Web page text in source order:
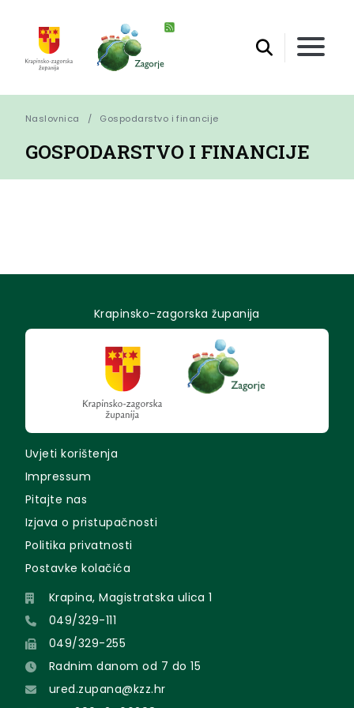
Naslovnica Gospodarstvo i financije
GOSPODARSTVO I FINANCIJE
Krapinsko-zagorska županija
Uvjeti korištenja
Impressum
Pitajte nas
Izjava o pristupačnosti
Politika privatnosti
Postavke kolačića
Krapina, Magistratska ulica 1
049/329-111
049/329-255
Radnim danom od 7 do 15
ured.zupana@kzz.hr